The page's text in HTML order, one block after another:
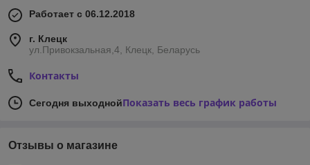
Работает с 06.12.2018
г. Клецк
ул.Привокзальная,4, Клецк, Беларусь
Контакты
Сегодня выходнойПоказать весь график работы
Отзывы о магазине